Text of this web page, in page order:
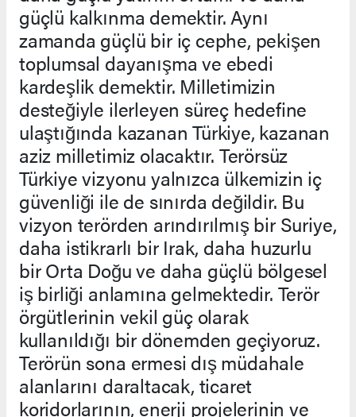
güçlü kalkınma demektir. Aynı
zamanda güçlü bir iç cephe, pekişen
toplumsal dayanışma ve ebedi
kardeşlik demektir. Milletimizin
desteğiyle ilerleyen süreç hedefine
ulaştığında kazanan Türkiye, kazanan
aziz milletimiz olacaktır. Terörsüz
Türkiye vizyonu yalnızca ülkemizin iç
güvenliği ile de sınırda değildir. Bu
vizyon terörden arındırılmış bir Suriye,
daha istikrarlı bir Irak, daha huzurlu
bir Orta Doğu ve daha güçlü bölgesel
iş birliği anlamına gelmektedir. Terör
örgütlerinin vekil güç olarak
kullanıldığı bir dönemden geçiyoruz.
Terörün sona ermesi dış müdahale
alanlarını daraltacak, ticaret
koridorlarının, enerji projelerinin ve